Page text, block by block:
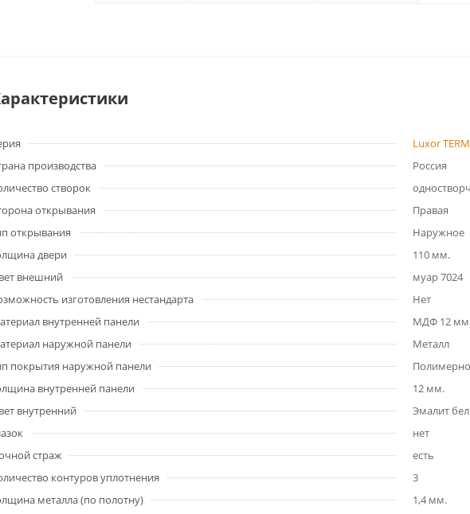
Luxor
производства
Россия
створок
открывания
Правая
открывания
Наружное
двери
110 мм.
внешний
муар 7024
изготовления нестандарта
Нет
внутренней панели
МДФ 12
наружной панели
Металл
покрытия наружной панели
внутренней панели
12 мм.
внутренний
Эмалит
нет
страж
есть
контуров уплотнения
3
металла (по полотну)
1,4 мм.